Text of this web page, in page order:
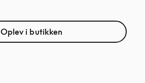
Oplev i butikken